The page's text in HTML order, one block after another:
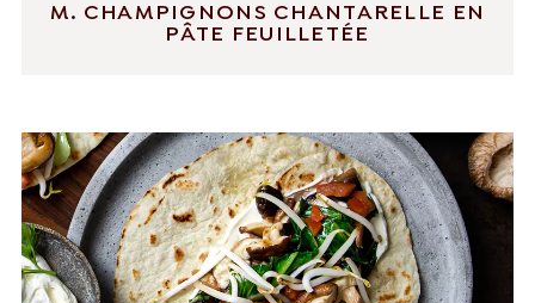
M. CHAMPIGNONS CHANTARELLE EN
PÂTE FEUILLETÉE